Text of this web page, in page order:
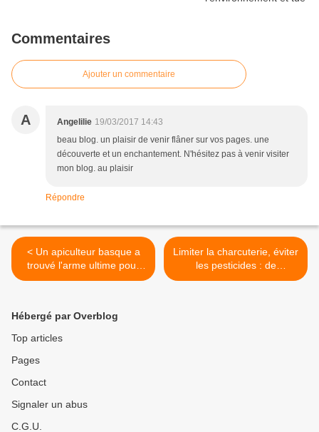
Commentaires
Ajouter un commentaire
A Angelilie 19/03/2017 14:43
beau blog. un plaisir de venir flâner sur vos pages. une
découverte et un enchantement. N'hésitez pas à venir visiter
mon blog. au plaisir
Répondre
< Un apiculteur basque a
trouvé l'arme ultime pour
lutter contre le frelon
Limiter la charcuterie, éviter
les pesticides : de
nouveaux repères
Hébergé par Overblog
Top articles
Pages
Contact
Signaler un abus
C.G.U.